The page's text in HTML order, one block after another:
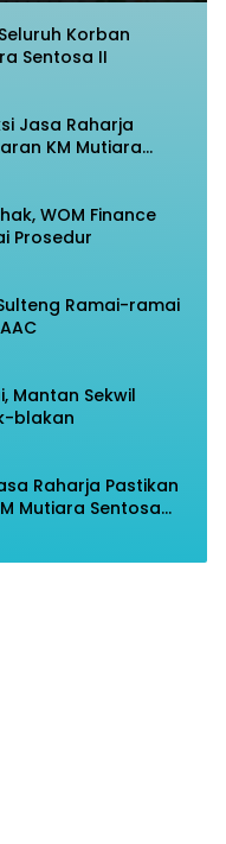
Korban
Sentosa II
Jasa Raharja
KM Mutiara
WOM Finance
Prosedur
Ramai-ramai
Mantan Sekwil
blakan
Raharja Pastikan
Mutiara Sentosa